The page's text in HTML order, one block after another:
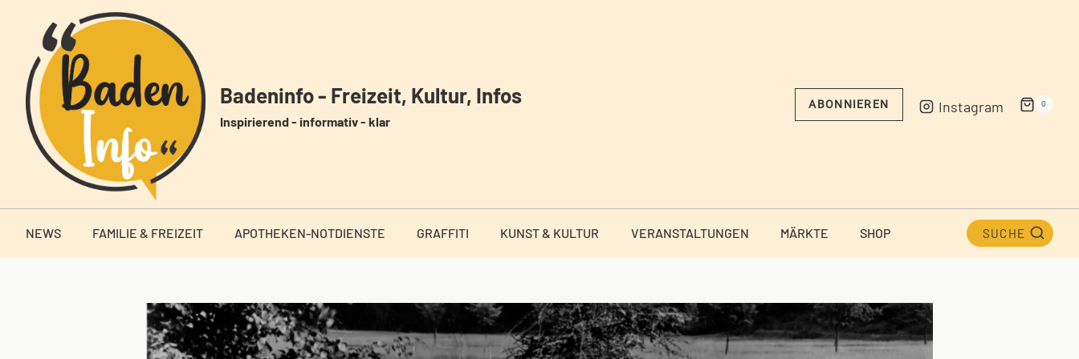
springen
Badeninfo - Freizeit, Kultur, Infos
Inspirierend - informativ - klar
ABONNIEREN Instagram 0
NEWS FAMILIE & FREIZEIT APOTHEKEN-NOTDIENSTE GRAFFITI KUNST & KULTUR VERANSTALTUNGEN MÄRKTE SHOP SUCHE